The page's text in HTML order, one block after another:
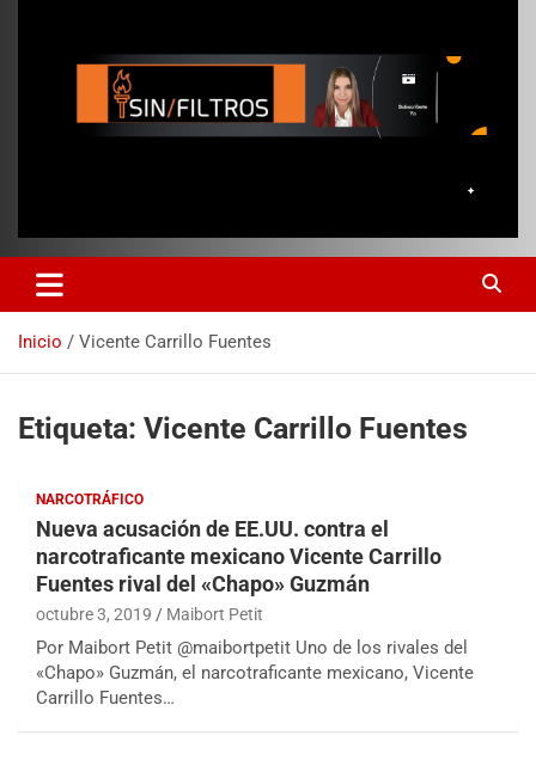
Inicio Vicente Carrillo Fuentes
Etiqueta: Vicente Carrillo Fuentes
NARCOTRÁFICO
Nueva acusación de EE.UU. contra el
narcotraficante mexicano Vicente Carrillo
Fuentes rival del «Chapo» Guzmán
octubre 3, 2019 Maibort Petit
Por Maibort Petit @maibortpetit Uno de los rivales del
«Chapo» Guzmán, el narcotraficante mexicano, Vicente
Carrillo Fuentes…